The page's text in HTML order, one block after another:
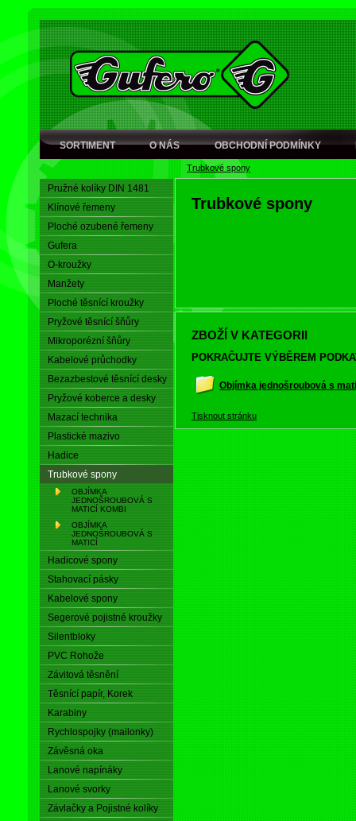
SORTIMENT O NÁS OBCHODNÍ PODMÍNKY
Trubkové spony
Pružné kolíky DIN 1481
Klínové řemeny
Ploché ozubené řemeny
Gufera
O-kroužky
Manžety
Ploché těsnící kroužky
Pryžové těsnící šňůry
Mikroporézní šňůry
Kabelové průchodky
Bezazbestové těsnící desky
Pryžové koberce a desky
Mazací technika
Plastické mazivo
Hadice
Trubkové spony
OBJÍMKA
JEDNOŠROUBOVÁ S
MATICÍ KOMBI
OBJÍMKA
JEDNOŠROUBOVÁ S
MATICÍ
Hadicové spony
Stahovací pásky
Kabelové spony
Segerové pojistné kroužky
Silentbloky
PVC Rohože
Závitová těsnění
Těsnící papír, Korek
Karabiny
Rychlospojky (mailonky)
Závěsná oka
Lanové napínáky
Lanové svorky
Závlačky a Pojistné kolíky
Trubkové spony
ZBOŽÍ V KATEGORII
POKRAČUJTE VÝBĚREM
Objímka jednošroubová s
Tisknout stránku